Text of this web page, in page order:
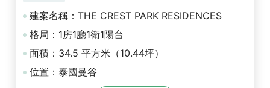
建案名稱：THE CREST PARK RESIDENCES
格局：1房1廳1衛1陽台
面積：34.5 平方米（10.44坪）
位置：泰國曼谷